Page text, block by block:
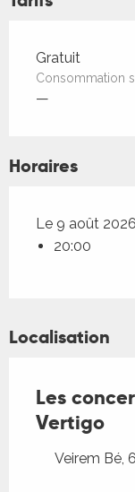
Tarifs 2026
Gratuit
Consommation
—
Horaires
Le 9 août 2026
20:00
Localisation
Les
Vertigo
Veirem Bé,